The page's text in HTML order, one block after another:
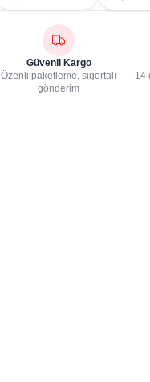
Güvenli Kargo
Özenli paketleme, sigortalı
gönderim
14